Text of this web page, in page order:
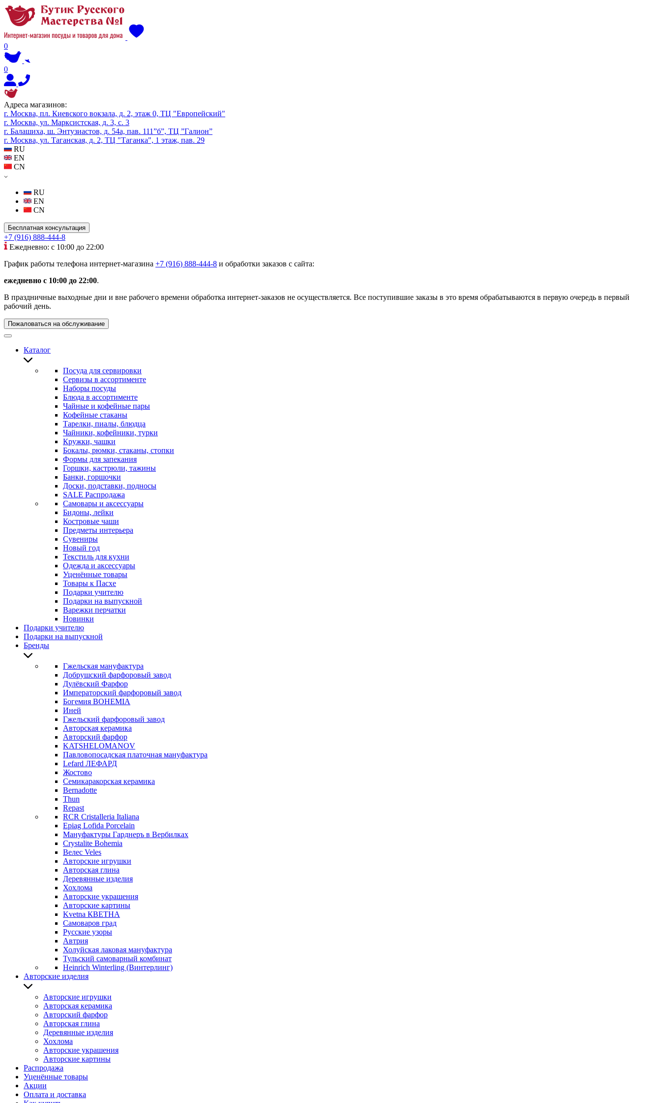
0
0
Адреса магазинов:
г. Москва, пл. Киевского вокзала, д. 2, этаж 0, ТЦ "Европейский"
г. Москва, ул. Марксистская, д. 3, с. 3
г. Балашиха, ш. Энтузиастов, д. 54а, пав. 111”б”, ТЦ ”Галион”
г. Москва, ул. Таганская, д. 2, ТЦ "Таганка", 1 этаж, пав. 29
RU
EN
CN
RU
EN
CN
Бесплатная консультация
+7 (916) 888-444-8
Ежедневно: с 10:00 до 22:00
График работы телефона интернет-магазина +7 (916) 888-444-8 и обработки заказов с сайта:
ежедневно с 10:00 до 22:00.
В праздничные выходные дни и вне рабочего времени обработка интернет-заказов не осуществляется. Все поступившие заказы в это время обрабатываются в первую очередь в первый
рабочий день.
Пожаловаться на обслуживание
Каталог
Посуда для сервировки
Сервизы в ассортименте
Наборы посуды
Блюда в ассортименте
Чайные и кофейные пары
Кофейные стаканы
Тарелки, пиалы, блюдца
Чайники, кофейники, турки
Кружки, чашки
Бокалы, рюмки, стаканы, стопки
Формы для запекания
Горшки, кастрюли, тажины
Банки, горшочки
Доски, подставки, подносы
SALE Распродажа
Самовары и аксессуары
Бидоны, лейки
Костровые чаши
Предметы интерьера
Сувениры
Новый год
Текстиль для кухни
Одежда и аксессуары
Уценённые товары
Товары к Пасхе
Подарки учителю
Подарки на выпускной
Варежки перчатки
Новинки
Подарки учителю
Подарки на выпускной
Бренды
Гжельская мануфактура
Добрушский фарфоровый завод
Дулёвский Фарфор
Императорский фарфоровый завод
Богемия BOHEMIA
Иней
Гжельский фарфоровый завод
Авторская керамика
Авторский фарфор
KATSHELOMANOV
Павловопосадская платочная мануфактура
Lefard ЛЕФАРД
Жостово
Семикаракорская керамика
Bernadotte
Thun
Repast
RCR Cristalleria Italiana
Epiag Lofida Porcelain
Мануфактуры Гарднеръ в Вербилках
Crystalite Bohemia
Велес Veles
Авторские игрушки
Авторская глина
Деревянные изделия
Хохлома
Авторские украшения
Авторские картины
Kvetna КВЕТНА
Самоваров град
Русские узоры
Автрия
Холуйская лаковая мануфактура
Тульский самоварный комбинат
Heinrich Winterling (Винтерлинг)
Авторские изделия
Авторские игрушки
Авторская керамика
Авторский фарфор
Авторская глина
Деревянные изделия
Хохлома
Авторские украшения
Авторские картины
Распродажа
Уценённые товары
Акции
Оплата и доставка